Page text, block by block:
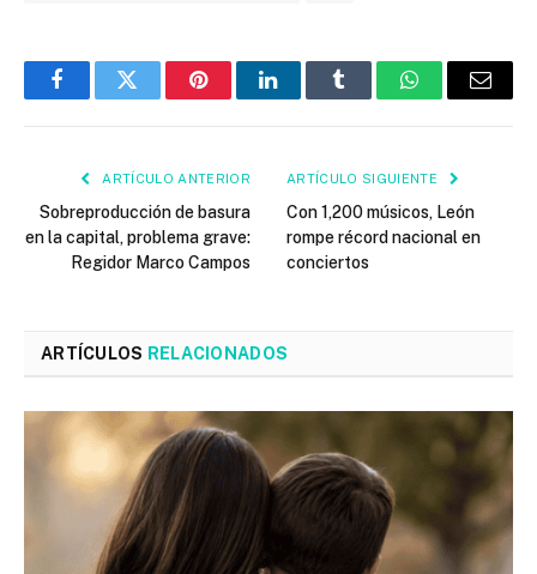
FacebookTwitter PinterestLinkedInTumblr WhatsAppEmail
ARTÍCULO ANTERIOR
Sobreproducción de basura
en la capital, problema grave:
Regidor Marco Campos
ARTÍCULO SIGUIENTE
Con 1,200 músicos, León
rompe récord nacional en
conciertos
ARTÍCULOS RELACIONADOS